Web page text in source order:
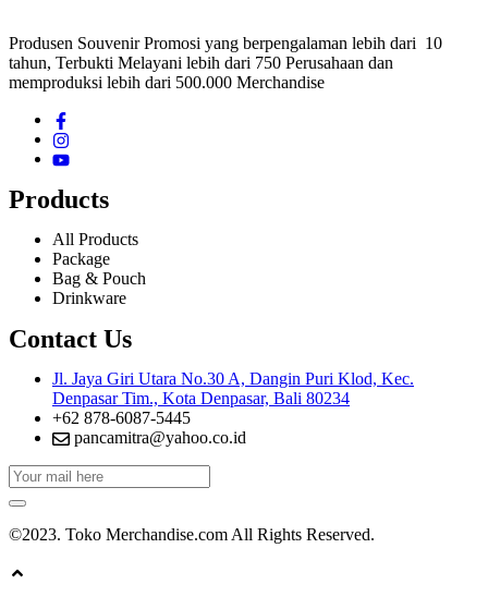
Produsen Souvenir Promosi yang berpengalaman lebih dari 10
tahun, Terbukti Melayani lebih dari 750 Perusahaan dan
memproduksi lebih dari 500.000 Merchandise
Products
All Products
Package
Bag & Pouch
Drinkware
Contact Us
Jl. Jaya Giri Utara No.30 A, Dangin Puri Klod, Kec.
Denpasar Tim., Kota Denpasar, Bali 80234
+62 878-6087-5445
pancamitra@yahoo.co.id
©2023. Toko Merchandise.com All Rights Reserved.